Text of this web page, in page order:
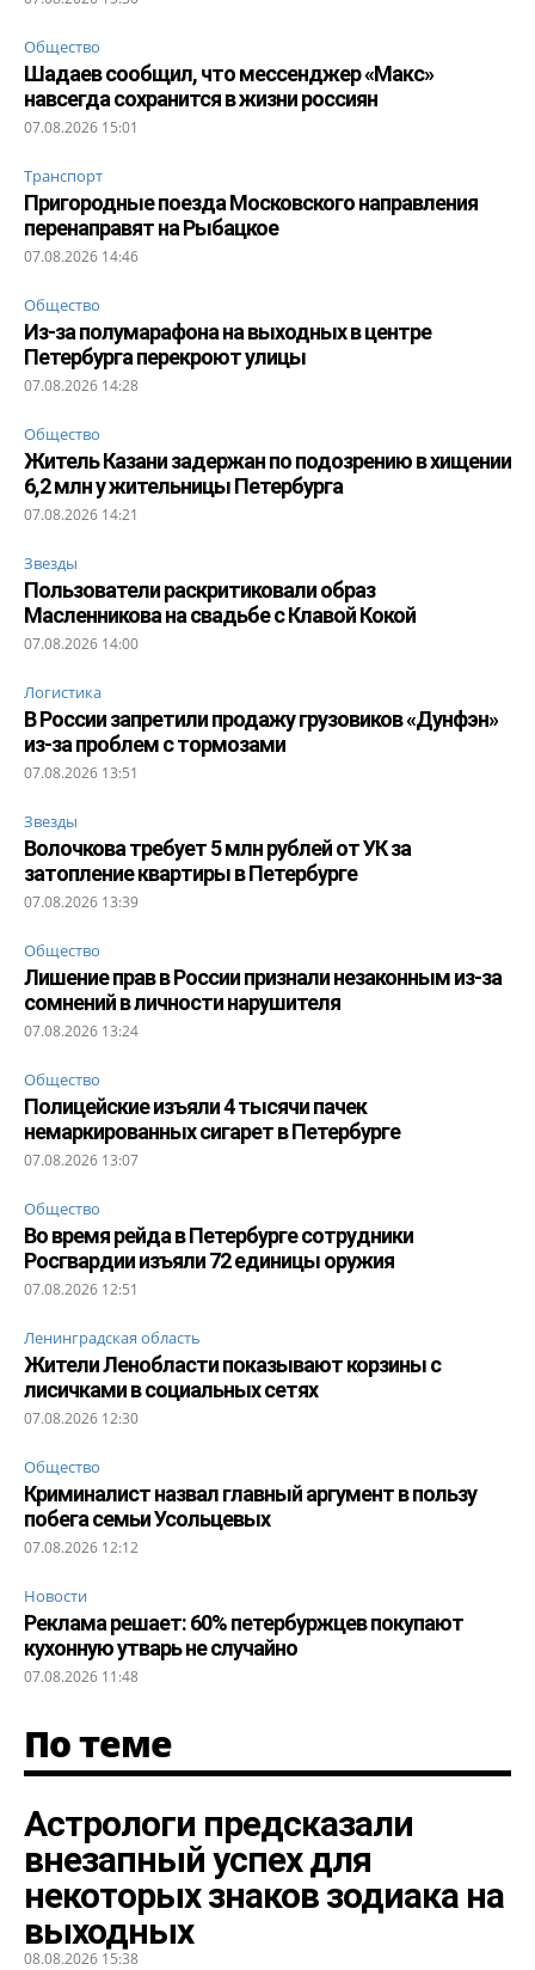
Общество
Шадаев сообщил, что мессенджер «Макс»
навсегда сохранится в жизни россиян
07.08.2026 15:01
Транспорт
Пригородные поезда Московского направления
перенаправят на Рыбацкое
07.08.2026 14:46
Общество
Из-за полумарафона на выходных в центре
Петербурга перекроют улицы
07.08.2026 14:28
Общество
Житель Казани задержан по подозрению в хищении
6,2 млн у жительницы Петербурга
07.08.2026 14:21
Звезды
Пользователи раскритиковали образ
Масленникова на свадьбе с Клавой Кокой
07.08.2026 14:00
Логистика
В России запретили продажу грузовиков «Дунфэн»
из-за проблем с тормозами
07.08.2026 13:51
Звезды
Волочкова требует 5 млн рублей от УК за
затопление квартиры в Петербурге
07.08.2026 13:39
Общество
Лишение прав в России признали незаконным из-за
сомнений в личности нарушителя
07.08.2026 13:24
Общество
Полицейские изъяли 4 тысячи пачек
немаркированных сигарет в Петербурге
07.08.2026 13:07
Общество
Во время рейда в Петербурге сотрудники
Росгвардии изъяли 72 единицы оружия
07.08.2026 12:51
Ленинградская область
Жители Ленобласти показывают корзины с
лисичками в социальных сетях
07.08.2026 12:30
Общество
Криминалист назвал главный аргумент в пользу
побега семьи Усольцевых
07.08.2026 12:12
Новости
Реклама решает: 60% петербуржцев покупают
кухонную утварь не случайно
07.08.2026 11:48
По теме
Астрологи предсказали
внезапный успех для
некоторых знаков зодиака на
выходных
08.08.2026 15:38